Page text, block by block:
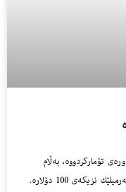
تۆماركردووە، بەڵام
نرخی نەوت هێشتا بە بەرزی ماوەتەوە و هەر بەرمیلێك نزیكەی 100 دۆلارە.